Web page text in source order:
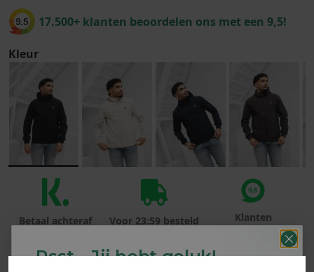
9.5 17.500+ klanten beoordelen ons met een 9,5!
Kleur
Betaal achteraf
Voor 23:59 besteld
Klanten
beoordelen ons
met een 9,6!
Psst... Jij hebt geluk!